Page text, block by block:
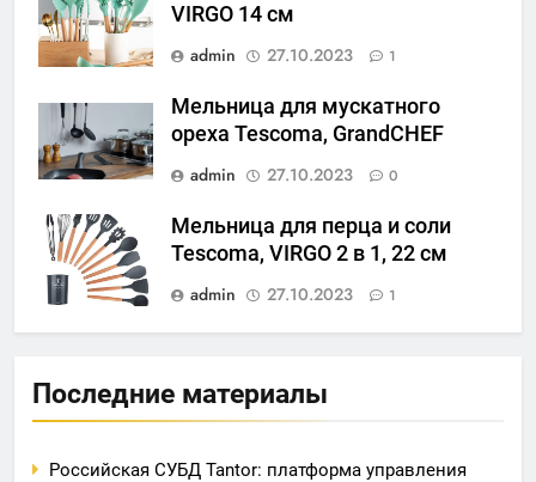
VIRGO 14 см
admin
27.10.2023 1
Мельница для мускатного
ореха Tescoma, GrandCHEF
admin
27.10.2023 0
Мельница для перца и соли
Tescoma, VIRGO 2 в 1, 22 см
admin
27.10.2023 1
Последние материалы
Российская СУБД Tantor: платформа управления